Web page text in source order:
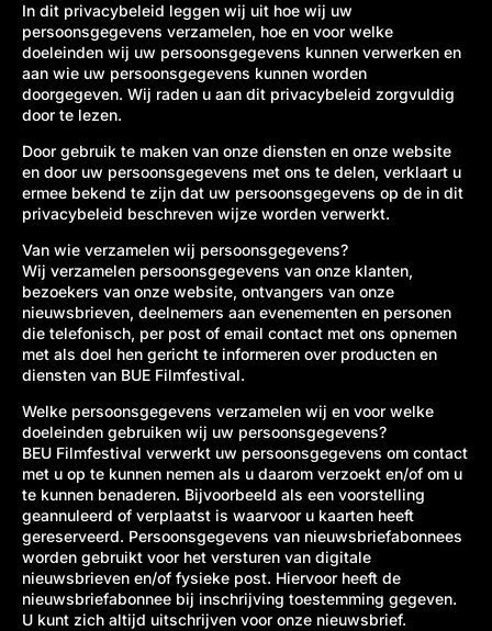
In dit privacybeleid leggen wij uit hoe wij uw
persoonsgegevens verzamelen, hoe en voor welke
doeleinden wij uw persoonsgegevens kunnen verwerken en
aan wie uw persoonsgegevens kunnen worden
doorgegeven. Wij raden u aan dit privacybeleid zorgvuldig
door te lezen.
Door gebruik te maken van onze diensten en onze website
en door uw persoonsgegevens met ons te delen, verklaart u
ermee bekend te zijn dat uw persoonsgegevens op de in dit
privacybeleid beschreven wijze worden verwerkt.
Van wie verzamelen wij persoonsgegevens?
Wij verzamelen persoonsgegevens van onze klanten,
bezoekers van onze website, ontvangers van onze
nieuwsbrieven, deelnemers aan evenementen en personen
die telefonisch, per post of email contact met ons opnemen
met als doel hen gericht te informeren over producten en
diensten van BUE Filmfestival.
Welke persoonsgegevens verzamelen wij en voor welke
doeleinden gebruiken wij uw persoonsgegevens?
BEU Filmfestival verwerkt uw persoonsgegevens om contact
met u op te kunnen nemen als u daarom verzoekt en/of om u
te kunnen benaderen. Bijvoorbeeld als een voorstelling
geannuleerd of verplaatst is waarvoor u kaarten heeft
gereserveerd. Persoonsgegevens van nieuwsbriefabonnees
worden gebruikt voor het versturen van digitale
nieuwsbrieven en/of fysieke post. Hiervoor heeft de
nieuwsbriefabonnee bij inschrijving toestemming gegeven.
U kunt zich altijd uitschrijven voor onze nieuwsbrief.